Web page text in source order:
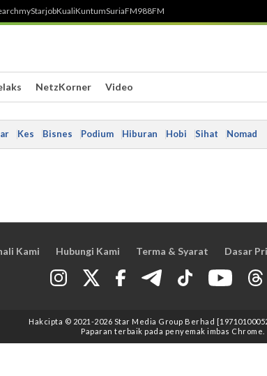
myStarjobKualiKuntumSuriaFM988FM
NetzKorner Video
Kes Bisnes Podium Hiburan Hobi Sihat Nomad
Kami Hubungi Kami Terma & Syarat Dasar
Hakcipta © 2021 -2026 Star Media Group Berhad
Paparan terbaik pada penyemak imbas Chrome.